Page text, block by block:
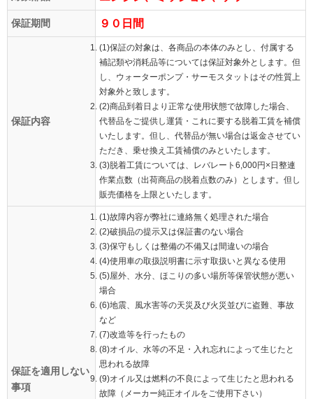
保証期間 ９０日間
保証内容
(1)保証の対象は、各商品の本体のみとし、付属する
補記類や消耗品等については保証対象外とします。但
し、ウォーターポンプ・サーモスタットはその性質上
対象外と致します。
(2)商品到着日より正常な使用状態で故障した場合、
代替品をご提供し運賃・これに要する脱着工賃を補償
いたします。但し、代替品が無い場合は返金させてい
ただき、乗せ換え工賃補償のみといたします。
(3)脱着工賃については、レバレート6,000円×日整連
作業点数（出荷商品の脱着点数のみ）とします。但し
販売価格を上限といたします。
保証を適用しない
事項
(1)故障内容が弊社に連絡無く処理された場合
(2)破損品の提示又は保証書のない場合
(3)保守もしくは整備の不備又は間違いの場合
(4)使用車の取扱説明書に示す取扱いと異なる使用
(5)屋外、水分、ほこりの多い場所等保管状態が悪い
場合
(6)地震、風水害等の天災及び火災並びに盗難、事故
など
(7)改造等を行ったもの
(8)オイル、水等の不足・入れ忘れによって生じたと
思われる故障
(9)オイル又は燃料の不良によって生じたと思われる
故障（メーカー純正オイルをご使用下さい）